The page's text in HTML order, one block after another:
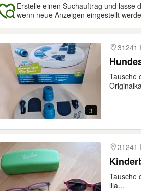
Erstelle einen Suchauftrag und lasse
wenn neue Anzeigen eingestellt
3
31241
Tausche
31241
Tausche
lila...